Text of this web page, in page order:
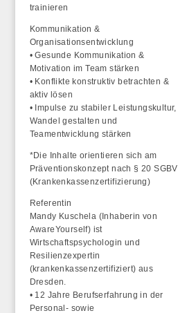
trainieren
Kommunikation &
Organisationsentwicklung
• Gesunde Kommunikation &
Motivation im Team stärken
• Konflikte konstruktiv betrachten &
aktiv lösen
• Impulse zu stabiler Leistungskultur,
Wandel gestalten und
Teamentwicklung stärken
*Die Inhalte orientieren sich am
Präventionskonzept nach § 20 SGBV
(Krankenkassenzertifizierung)
Referentin
Mandy Kuschela (Inhaberin von
AwareYourself) ist
Wirtschaftspsychologin und
Resilienzexpertin
(krankenkassenzertifiziert) aus
Dresden.
• 12 Jahre Berufserfahrung in der
Personal- sowie